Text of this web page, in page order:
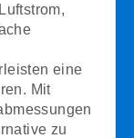
eine
Mit
zu